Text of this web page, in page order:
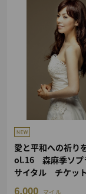
愛と平和への祈り
ol.16 森麻季ソプ
サイタル チケッ
6,000 マイル